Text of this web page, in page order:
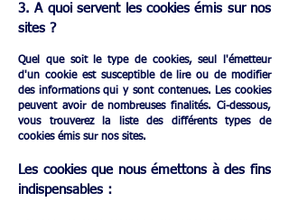
3. A quoi servent les cookies émis sur nos
sites ?
Quel que soit le type de cookies, seul l'émetteur
d'un cookie est susceptible de lire ou de modifier
des informations qui y sont contenues. Les cookies
peuvent avoir de nombreuses finalités. Ci-dessous,
vous trouverez la liste des différents types de
cookies émis sur nos sites.​
Les cookies que nous émettons à des fins
indispensables :​